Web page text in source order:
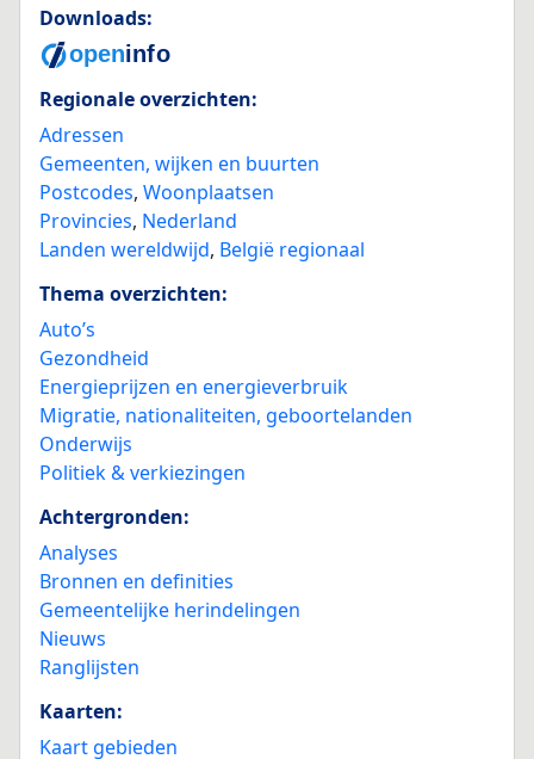
Downloads:
Regionale overzichten:
Adressen
Gemeenten, wijken en buurten
Postcodes, Woonplaatsen
Provincies, Nederland
Landen wereldwijd, België regionaal
Thema overzichten:
Auto’s
Gezondheid
Energieprijzen en energieverbruik
Migratie, nationaliteiten, geboortelanden
Onderwijs
Politiek & verkiezingen
Achtergronden:
Analyses
Bronnen en definities
Gemeentelijke herindelingen
Nieuws
Ranglijsten
Kaarten:
Kaart gebieden